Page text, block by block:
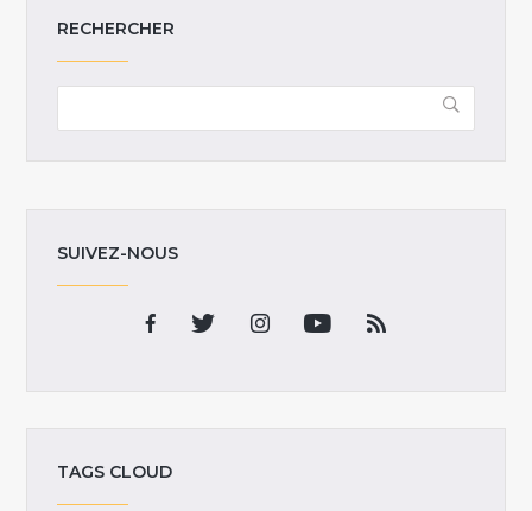
RECHERCHER
SUIVEZ-NOUS
TAGS CLOUD